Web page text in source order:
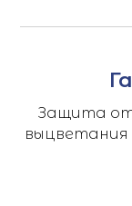
Защита от
выцветания